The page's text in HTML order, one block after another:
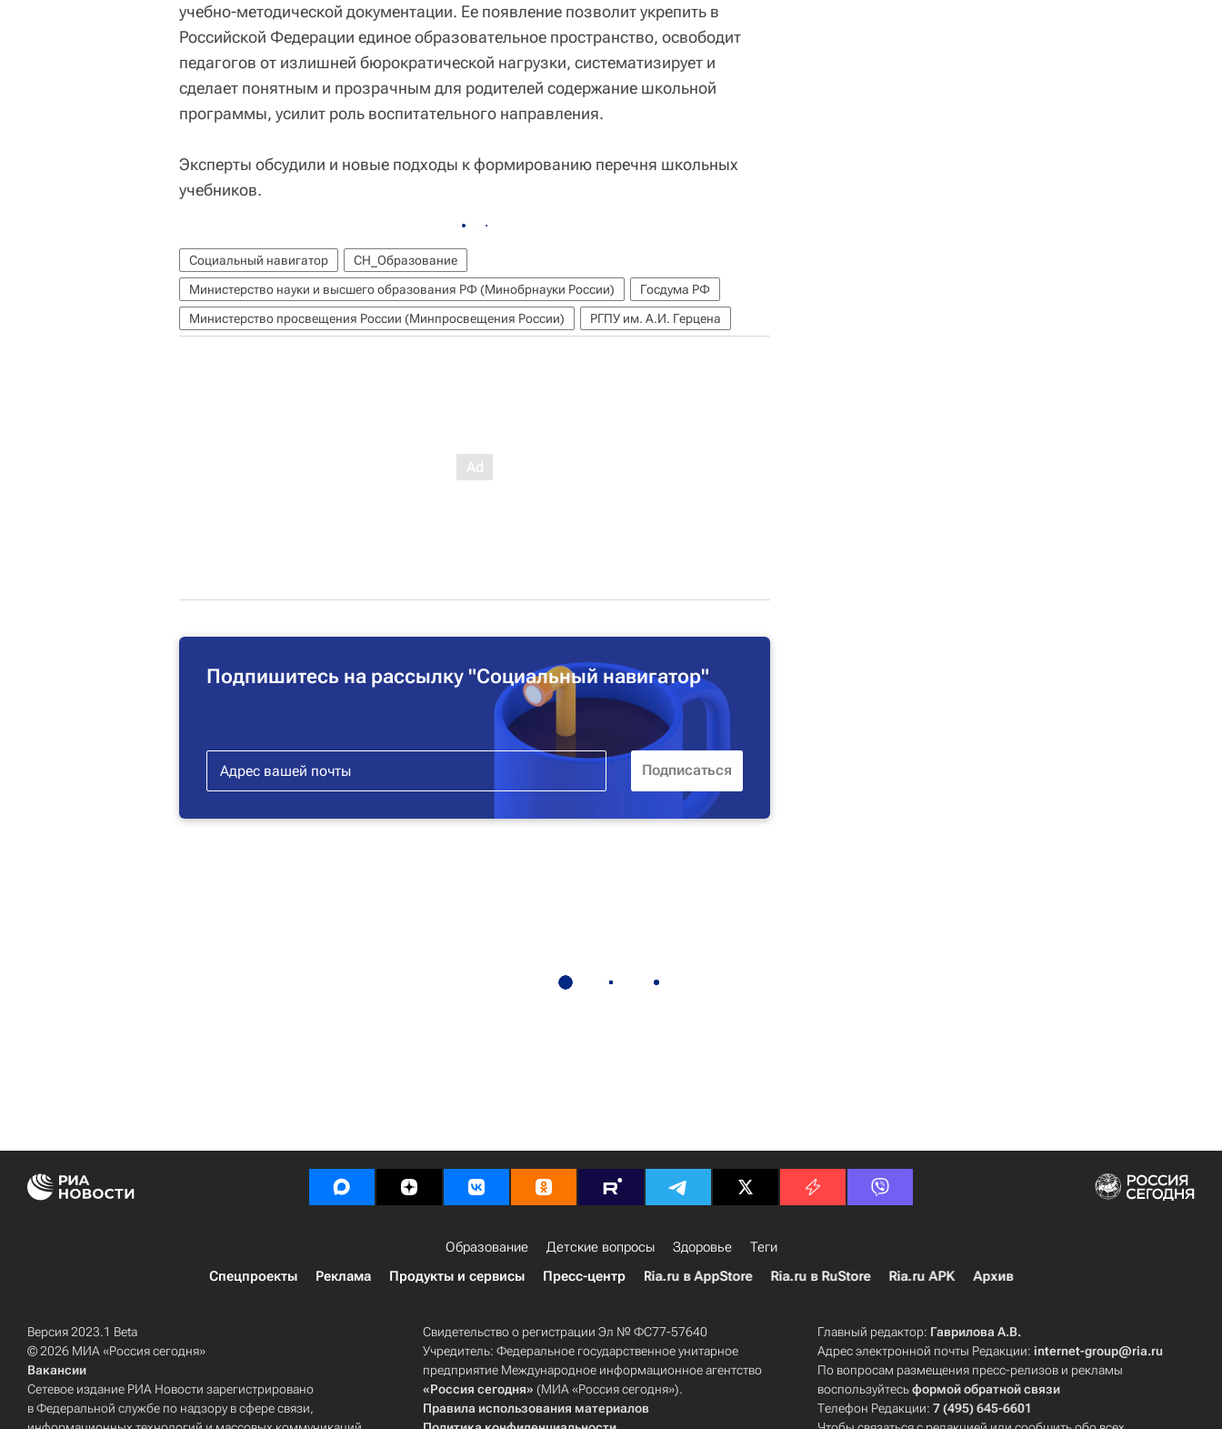
учебно-методической документации. Ее появление позволит укрепить в
Российской Федерации единое образовательное пространство, освободит
педагогов от излишней бюрократической нагрузки, систематизирует и
сделает понятным и прозрачным для родителей содержание школьной
программы, усилит роль воспитательного направления.
Эксперты обсудили и новые подходы к формированию перечня школьных
учебников.
Социальный навигатор
СН_Образование
Министерство науки и высшего образования РФ (Минобрнауки России)
Госдума РФ
Министерство просвещения России (Минпросвещения России)
РГПУ им. А.И. Герцена
Подпишитесь на рассылку "Социальный навигатор"
Образование Детские вопросы Здоровье
Теги
Спецпроекты
Реклама Продукты и сервисы Пресс-центр Ria.ru в AppStore Ria.ru в RuStore Ria.ru APK Архив
Версия 2023.1 Beta
© 2026 МИА «Россия сегодня»
Вакансии
Сетевое издание РИА Новости зарегистрировано
в Федеральной службе по надзору в сфере связи,
Свидетельство о регистрации Эл № ФС77-57640
Учредитель: Федеральное государственное унитарное
предприятие Международное информационное агентство
«Россия сегодня» (МИА «Россия сегодня»).
Правила использования материалов
Главный редактор: Гаврилова А.В.
Адрес электронной почты Редакции:internet-group@ria.ru
По вопросам размещения пресс-релизов и рекламы
воспользуйтесьформой обратной связи
Телефон Редакции:7 (495) 645-6601